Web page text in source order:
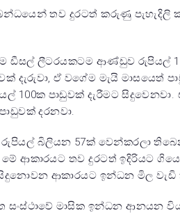
තව දුරටත් කරුණු පැහැදිලි
ඩීසල් ලීටරයකටම ආණ්ඩුව රුපියල්
දැරුවා, ඒ වගේම මැයි මාසයෙත්
100ක පාඩුවක් දැරීමට සිදුවෙනවා.
දරනවා.
බිලියන 57ක් වෙන්කරලා
ආකාරයට තව දුරටත් ඉදිරියට
ආකාරයට ඉන්ධන මිල
සංස්ථාවේ මාසික ඉන්ධන ආනයන